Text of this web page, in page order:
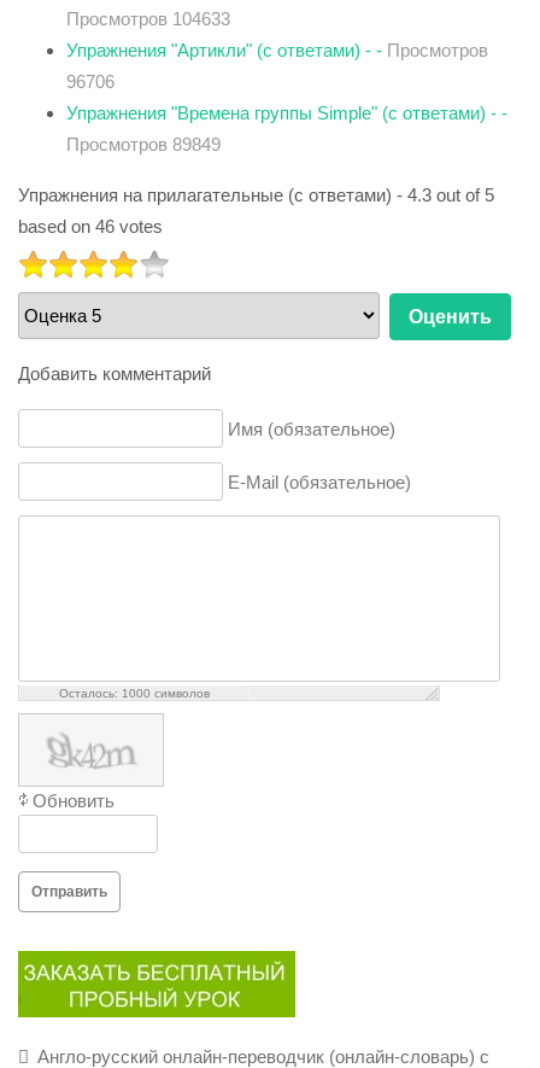
Просмотров 104633
Упражнения "Артикли" (с ответами) - - Просмотров
96706
Упражнения "Времена группы Simple" (с ответами) - -
Просмотров 89849
Упражнения на прилагательные (с ответами) - 4.3 out of 5
based on 46 votes
РЕЙТИНГ:
Пожалуйста,
оцените
Добавить комментарий
Имя (обязательное)
E-Mail (обязательное)
Осталось: 1000 символов
Обновить
Отправить
Англо-русский онлайн-переводчик (онлайн-словарь) с